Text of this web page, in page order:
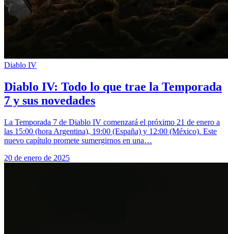
Diablo IV
Diablo IV: Todo lo que trae la Temporada
7 y sus novedades
La Temporada 7 de Diablo IV comenzará el próximo 21 de enero a
las 15:00 (hora Argentina), 19:00 (España) y 12:00 (México). Este
nuevo capítulo promete sumergirnos en una…
20 de enero de 2025